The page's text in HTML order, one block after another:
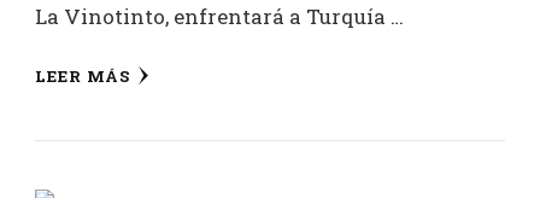
La Vinotinto, enfrentará a Turquía …
LEER MÁS